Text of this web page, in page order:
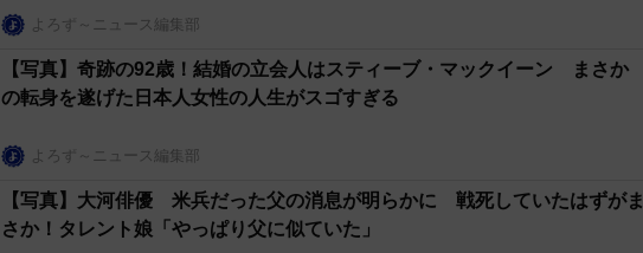
よろず～ニュース編集部
【写真】奇跡の92歳！結婚の立会人はスティーブ・マックイーン まさか
の転身を遂げた日本人女性の人生がスゴすぎる
よろず～ニュース編集部
【写真】大河俳優 米兵だった父の消息が明らかに 戦死していたはずがま
さか！タレント娘「やっぱり父に似ていた」